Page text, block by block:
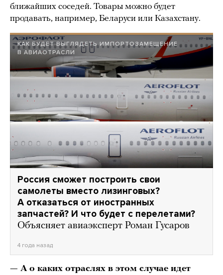
ближайших соседей. Товары можно будет
продавать, например, Беларуси или Казахстану.
КАК БУДЕТ ВЫГЛЯДЕТЬ ИМПОРТОЗАМЕЩЕНИЕ
В АВИАОТРАСЛИ
Россия сможет построить свои
самолеты вместо лизинговых?
А отказаться от иностранных
запчастей? И что будет с перелетами?
Объясняет авиаэксперт Роман Гусаров
4 года назад
— А о каких отраслях в этом случае идет